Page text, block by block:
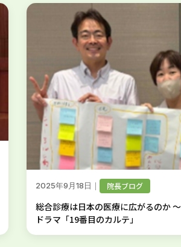
2025年9月18日 ｜ 院長ブログ
総合診療は日本の医療に広がるのか ～
ドラマ「19番目のカルテ」